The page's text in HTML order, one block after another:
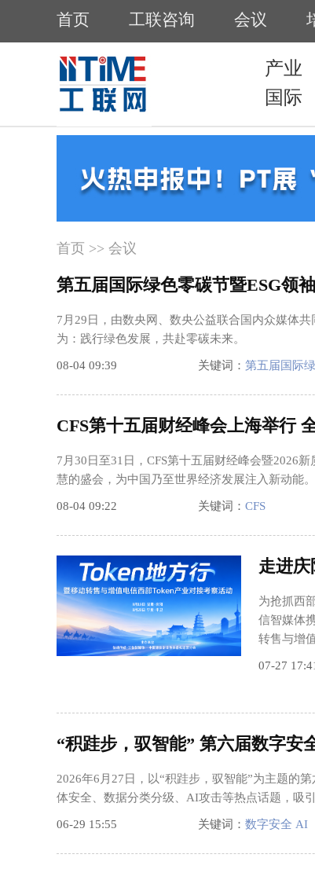
首页 工联咨询 会议
产业
国际
首页 >> 会议
第五届国际绿色零碳节暨ESG领
7月29日，由数央网、数央公益联合国内众媒体
为：践行绿色发展，共赴零碳未来。
08-04 09:39 关键词： 第五届国际
CFS第十五届财经峰会上海举行
7月30日至31日，CFS第十五届财经峰会暨2026
慧的盛会，为中国乃至世界经济发展注入新动能。
08-04 09:22 关键词： CFS
走进庆
为抢抓西
信智媒体
转售与增
07-27
“积跬步，驭智能” 第六届数字安
2026年6月27日，以“积跬步，驭智能”为主题的
体安全、数据分类分级、AI攻击等热点话题，吸
06-29 15:55 关键词： 数字安全 AI